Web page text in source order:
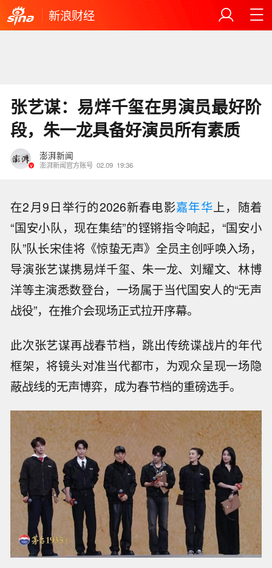
新浪财经
张艺谋：易烊千玺在男演员最好阶
段，朱一龙具备好演员所有素质
澎湃新闻
澎湃新闻官方账号 02.09 19:36
在2月9日举行的2026新春电影嘉年华上，随着
“国安小队，现在集结”的铿锵指令响起，“国安小
队”队长宋佳将《惊蛰无声》全员主创呼唤入场，
导演张艺谋携易烊千玺、朱一龙、刘耀文、林博
洋等主演悉数登台，一场属于当代国安人的“无声
战役”，在推介会现场正式拉开序幕。
此次张艺谋再战春节档，跳出传统谍战片的年代
框架，将镜头对准当代都市，为观众呈现一场隐
蔽战线的无声博弈，成为春节档的重磅选手。